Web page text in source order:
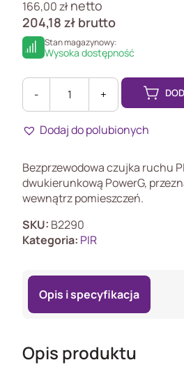
166,00złnetto
204,18 zł brutto
Stan magazynowy:
Wysoka dostępność
-
BW-
IRP/P
+
Dodaj do polubionych
Bezprzewodowa czujka ruchu
dwukierunkową PowerG,
wewnątrz pomieszczeń.
SKU: B2290
Kategoria: PIR
Opis i specyfikacja
Opis produktu